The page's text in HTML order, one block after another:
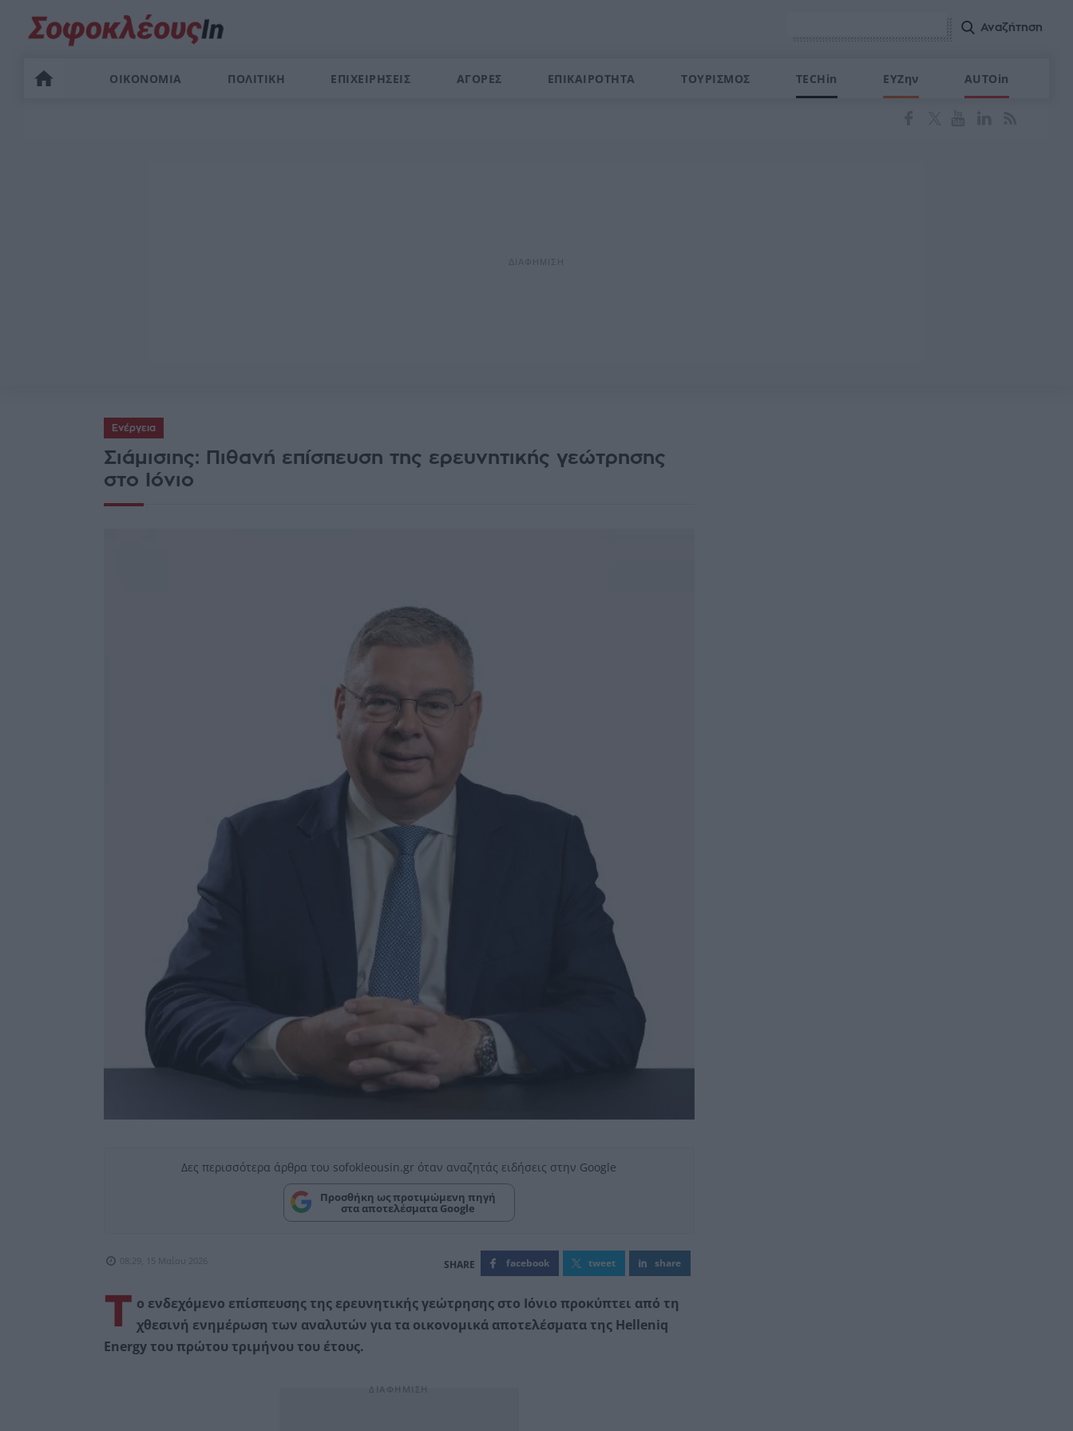
ΟΙΚΟΝΟΜΙΑ ΠΟΛΙΤΙΚΗ ΕΠΙΧΕΙΡΗΣΕΙΣ ΑΓΟΡΕΣ ΕΠΙΚΑΙΡΟΤΗΤΑ ΤΟΥΡΙΣΜΟΣ TECHin ΕΥΖην AUTOin
Ενέργεια
Σιάμισιης: Πιθανή επίσπευση της ερευνητικής γεώτρησης
στο Ιόνιο
Δες περισσότερα άρθρα του sofokleousin.gr όταν αναζητάς ειδήσεις στην Google
Προσθήκη ως προτιμώμενη πηγή
στα αποτελέσματα Google
08:29, 15 Μαΐου 2026 facebook tweet share
Τ ο ενδεχόμενο επίσπευσης της ερευνητικής γεώτρησης στο Ιόνιο προκύπτει από τη
χθεσινή ενημέρωση των αναλυτών για τα οικονομικά αποτελέσματα της Helleniq
Energy του πρώτου τριμήνου του έτους.